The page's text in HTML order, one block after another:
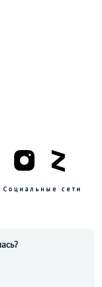
сети